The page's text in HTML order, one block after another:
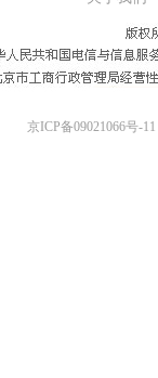
京ICP备09021066号-11